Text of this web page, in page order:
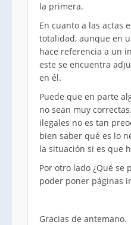
la primera.
En cuanto a las actas
totalidad, aunque en
hace referencia a un
este se encuentra
en él.
Puede que en parte
no sean muy
ilegales no es tan
bien saber qué es lo
la situación si es que
Por otro lado ¿Qué se
poder poner páginas
Gracias de antemano.